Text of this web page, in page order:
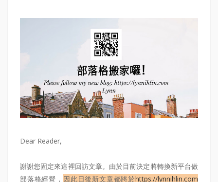
Dear Reader,
謝謝您固定來這裡回訪文章。由於目前決定將轉換新平台做
部落格經營， 因此日後新文章都將於https://lynnihlin.com